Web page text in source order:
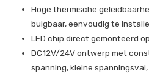
Hoge thermische
buigbaar, eenvoudig te
LED chip direct gemonteerd
DC12V/24V ontwerp met
spanning, kleine